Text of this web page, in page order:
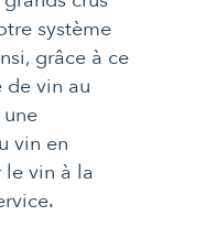
système
grâce à ce
de vin au
vin en
vin à la